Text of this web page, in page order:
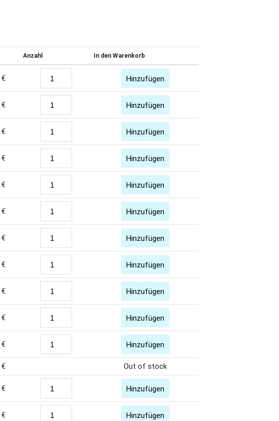
Anzahl In den Warenkorb
€ Hinzufügen
€ Hinzufügen
€ Hinzufügen
€ Hinzufügen
€ Hinzufügen
€ Hinzufügen
€ Hinzufügen
€ Hinzufügen
€ Hinzufügen
€ Hinzufügen
€ Hinzufügen
€ Out of stock
€ Hinzufügen
€ Hinzufügen